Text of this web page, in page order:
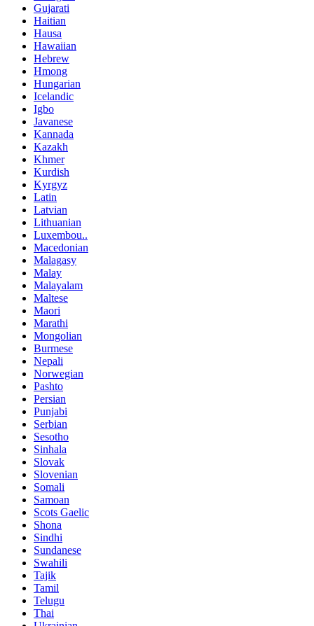
Gujarati
Haitian
Hausa
Hawaiian
Hebrew
Hmong
Hungarian
Icelandic
Igbo
Javanese
Kannada
Kazakh
Khmer
Kurdish
Kyrgyz
Latin
Latvian
Lithuanian
Luxembou..
Macedonian
Malagasy
Malay
Malayalam
Maltese
Maori
Marathi
Mongolian
Burmese
Nepali
Norwegian
Pashto
Persian
Punjabi
Serbian
Sesotho
Sinhala
Slovak
Slovenian
Somali
Samoan
Scots Gaelic
Shona
Sindhi
Sundanese
Swahili
Tajik
Tamil
Telugu
Thai